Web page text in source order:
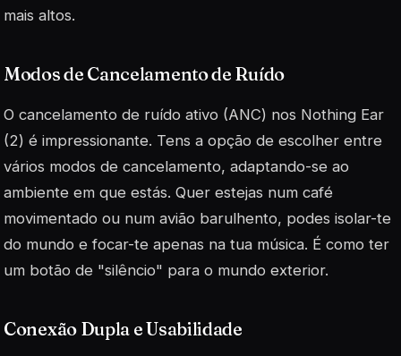
mais altos.
Modos de Cancelamento de Ruído
O cancelamento de ruído ativo (ANC) nos Nothing Ear
(2) é impressionante. Tens a opção de escolher entre
vários modos de cancelamento, adaptando-se ao
ambiente em que estás. Quer estejas num café
movimentado ou num avião barulhento, podes isolar-te
do mundo e focar-te apenas na tua música. É como ter
um botão de "silêncio" para o mundo exterior.
Conexão Dupla e Usabilidade